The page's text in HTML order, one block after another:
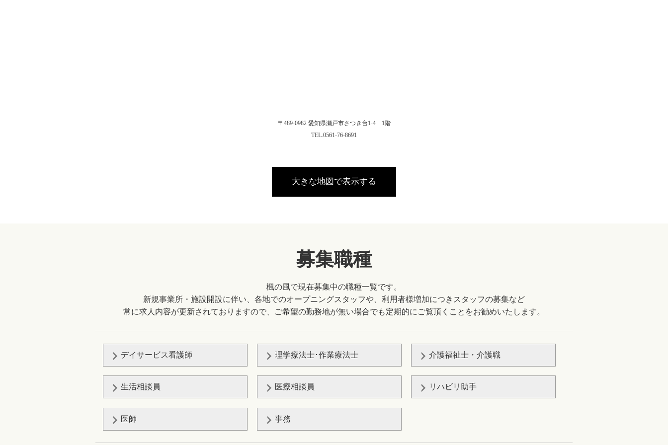
〒489-0982 愛知県瀬戸市さつき台1-4 1階
TEL.0561-76-8691
大きな地図で表示する
募集職種
楓の風で現在募集中の職種一覧です。
新規事業所・施設開設に伴い、各地でのオープニングスタッフや、利用者様増加につきスタッフの募集など
常に求人内容が更新されておりますので、ご希望の勤務地が無い場合でも定期的にご覧頂くことをお勧めいたします。
デイサービス看護師 理学療法士･作業療法士 介護福祉士・介護職
生活相談員 医療相談員 リハビリ助手
医師 事務